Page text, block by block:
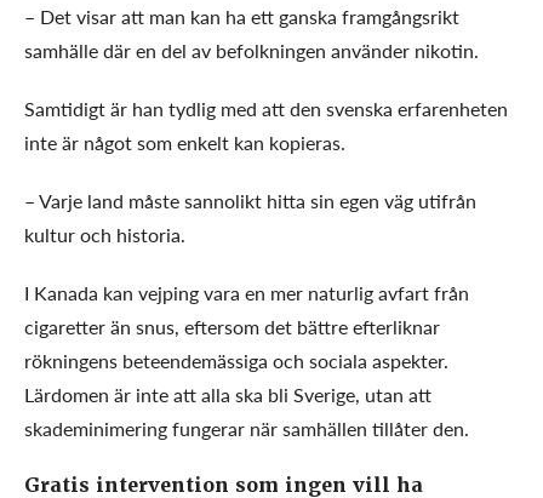
– Det visar att man kan ha ett ganska framgångsrikt
samhälle där en del av befolkningen använder nikotin.
Samtidigt är han tydlig med att den svenska erfarenheten
inte är något som enkelt kan kopieras.
– Varje land måste sannolikt hitta sin egen väg utifrån
kultur och historia.
I Kanada kan vejping vara en mer naturlig avfart från
cigaretter än snus, eftersom det bättre efterliknar
rökningens beteendemässiga och sociala aspekter.
Lärdomen är inte att alla ska bli Sverige, utan att
skademinimering fungerar när samhällen tillåter den.
Gratis intervention som ingen vill ha